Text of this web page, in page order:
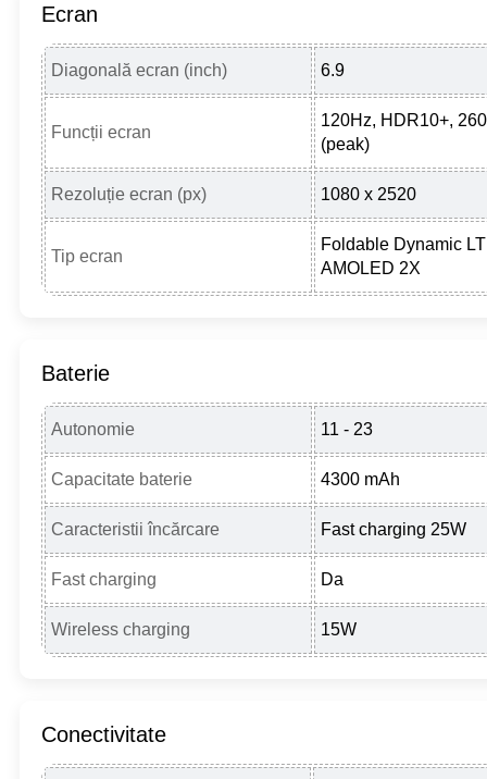
Ecran
Diagonală ecran (inch) 6.9
Funcții ecran
120Hz, HDR10+,
(peak)
Rezoluție ecran (px) 1080 x 2520
Tip ecran
Foldable Dynamic
AMOLED 2X
Baterie
Autonomie 11 - 23
Capacitate baterie 4300 mAh
Caracteristii încărcare Fast charging 25W
Fast charging Da
Wireless charging 15W
Conectivitate